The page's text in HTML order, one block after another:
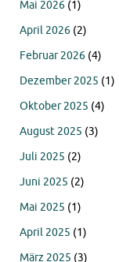
Mai 2026 (1)
April 2026 (2)
Februar 2026 (4)
Dezember 2025 (1)
Oktober 2025 (4)
August 2025 (3)
Juli 2025 (2)
Juni 2025 (2)
Mai 2025 (1)
April 2025 (1)
März 2025 (3)